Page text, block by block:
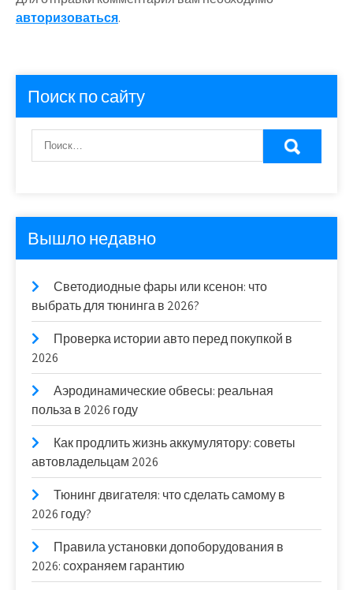
авторизоваться.
Поиск по сайту
Вышло недавно
Светодиодные фары или ксенон: что
выбрать для тюнинга в 2026?
Проверка истории авто перед покупкой в
2026
Аэродинамические обвесы: реальная
польза в 2026 году
Как продлить жизнь аккумулятору: советы
автовладельцам 2026
Тюнинг двигателя: что сделать самому в
2026 году?
Правила установки допоборудования в
2026: сохраняем гарантию